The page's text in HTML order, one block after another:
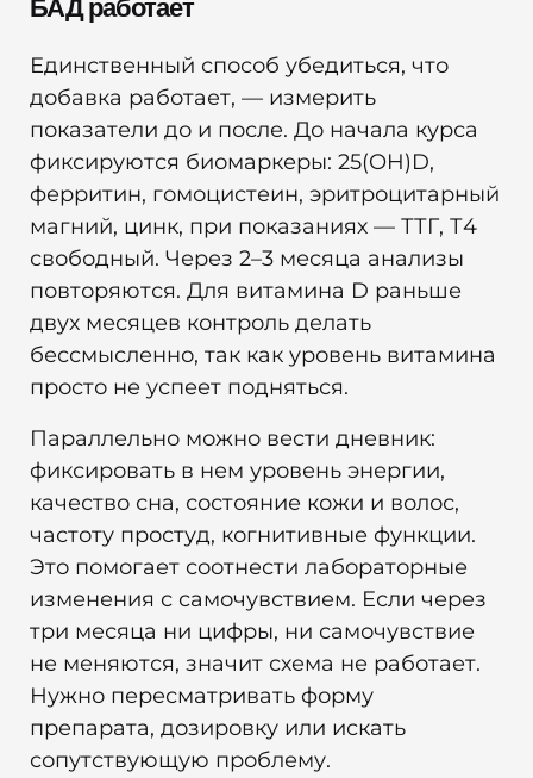
БАД работает
Единственный способ убедиться, что
добавка работает, — измерить
показатели до и после. До начала курса
фиксируются биомаркеры: 25(OH)D,
ферритин, гомоцистеин, эритроцитарный
магний, цинк, при показаниях — ТТГ, Т4
свободный. Через 2–3 месяца анализы
повторяются. Для витамина D раньше
двух месяцев контроль делать
бессмысленно, так как уровень витамина
просто не успеет подняться.
Параллельно можно вести дневник:
фиксировать в нем уровень энергии,
качество сна, состояние кожи и волос,
частоту простуд, когнитивные функции.
Это помогает соотнести лабораторные
изменения с самочувствием. Если через
три месяца ни цифры, ни самочувствие
не меняются, значит схема не работает.
Нужно пересматривать форму
препарата, дозировку или искать
сопутствующую проблему.